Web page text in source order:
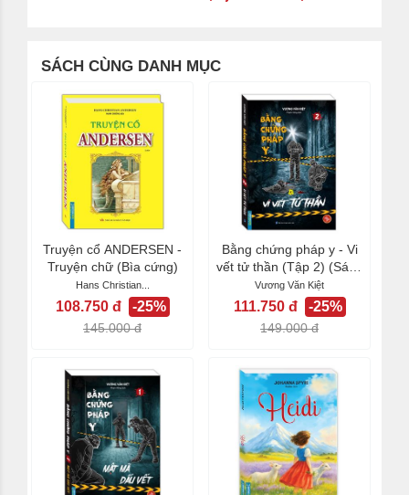
SÁCH CÙNG DANH MỤC
Truyện cổ ANDERSEN -
Truyện chữ (Bìa cứng)
Hans Christian...
108.750 đ -25%
145.000 đ
Bằng chứng pháp y - Vi
vết tử thần (Tập 2) (Sách
bản quyền)
Vương Văn Kiệt
111.750 đ -25%
149.000 đ